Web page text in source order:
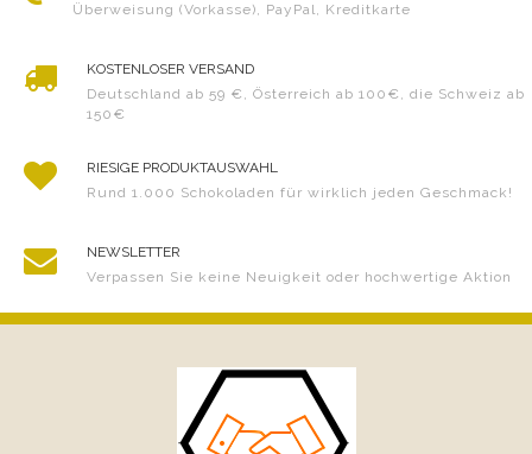
Überweisung (Vorkasse), PayPal, Kreditkarte
KOSTENLOSER VERSAND
Deutschland ab 59 €, Österreich ab 100€, die Schweiz ab
150€
RIESIGE PRODUKTAUSWAHL
Rund 1.000 Schokoladen für wirklich jeden Geschmack!
NEWSLETTER
Verpassen Sie keine Neuigkeit oder hochwertige Aktion